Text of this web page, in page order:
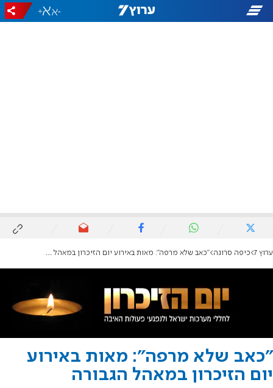
-
+
ערוץ 7 כיפה סרוגה "כאב שלא מרפה": מאות באירוע יום הזיכרון במאהל הגבורה
"כאב שלא מרפה": מאות באירוע
יום הזיכרון במאהל הגבורה